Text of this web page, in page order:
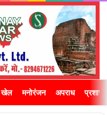
खेल मनोरंजन अपराध